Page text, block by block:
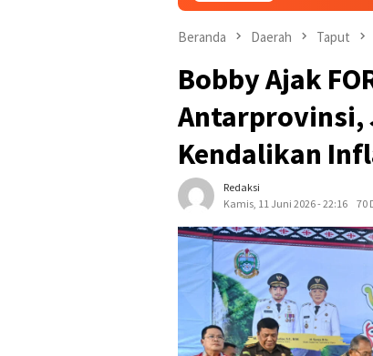
Beranda Daerah Taput
Bobby Ajak
Antarprovinsi,
Kendalikan
Redaksi
Kamis, 11 Juni 2026 - 22:16
70